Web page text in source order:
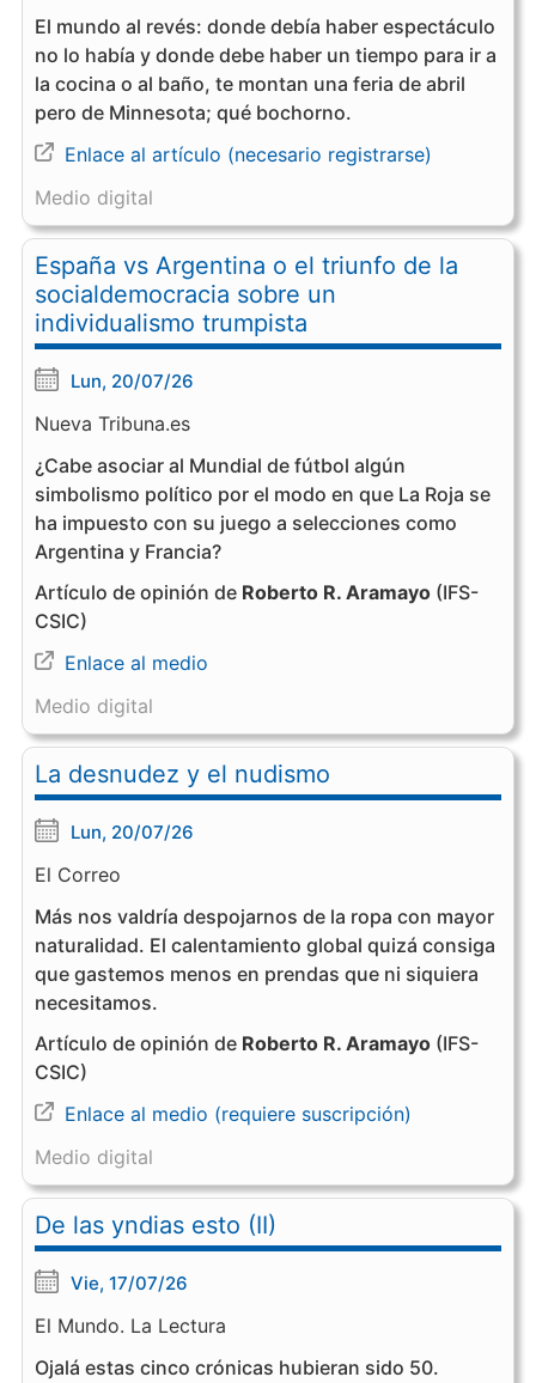
El mundo al revés: donde debía haber espectáculo
no lo había y donde debe haber un tiempo para ir a
la cocina o al baño, te montan una feria de abril
pero de Minnesota; qué bochorno.
Enlace al artículo (necesario registrarse)
Medio digital
España vs Argentina o el triunfo de la
socialdemocracia sobre un
individualismo trumpista
Lun, 20/07/26
Nueva Tribuna.es
¿Cabe asociar al Mundial de fútbol algún
simbolismo político por el modo en que La Roja se
ha impuesto con su juego a selecciones como
Argentina y Francia?
Artículo de opinión de Roberto R. Aramayo(IFS-
CSIC)
Enlace al medio
Medio digital
La desnudez y el nudismo
Lun, 20/07/26
El Correo
Más nos valdría despojarnos de la ropa con mayor
naturalidad. El calentamiento global quizá consiga
que gastemos menos en prendas que ni siquiera
necesitamos.
Artículo de opinión de Roberto R. Aramayo(IFS-
CSIC)
Enlace al medio (requiere suscripción)
Medio digital
De las yndias esto (II)
Vie, 17/07/26
El Mundo. La Lectura
Ojalá estas cinco crónicas hubieran sido 50.